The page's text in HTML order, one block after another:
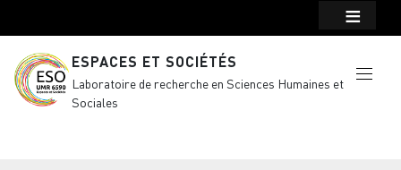
ESPACES ET SOCIÉTÉS
Laboratoire de recherche en Sciences Humaines et
Sociales